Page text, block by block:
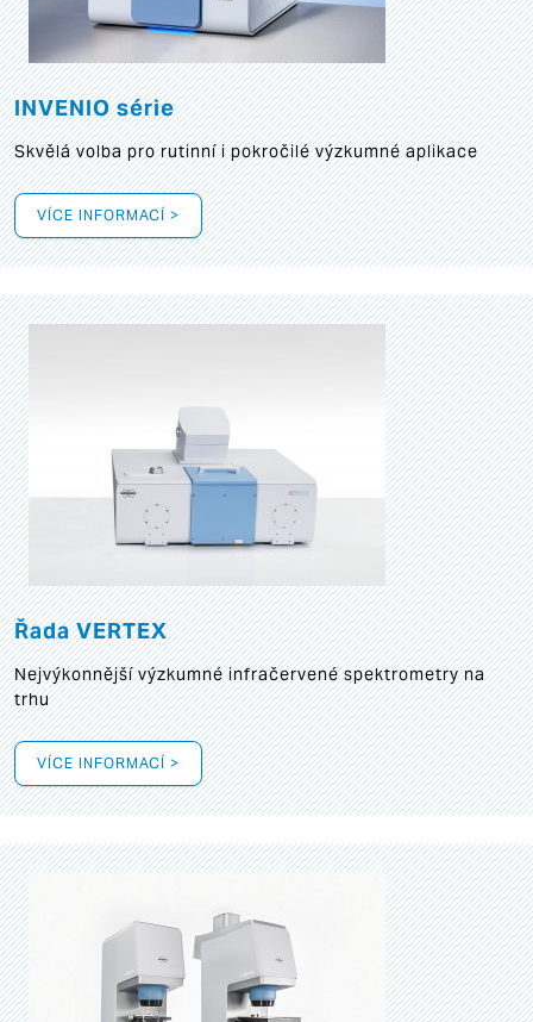
INVENIO série
Skvělá volba pro rutinní i pokročilé výzkumné aplikace
VÍCE INFORMACÍ >
Řada VERTEX
Nejvýkonnější výzkumné infračervené spektrometry na
trhu
VÍCE INFORMACÍ >